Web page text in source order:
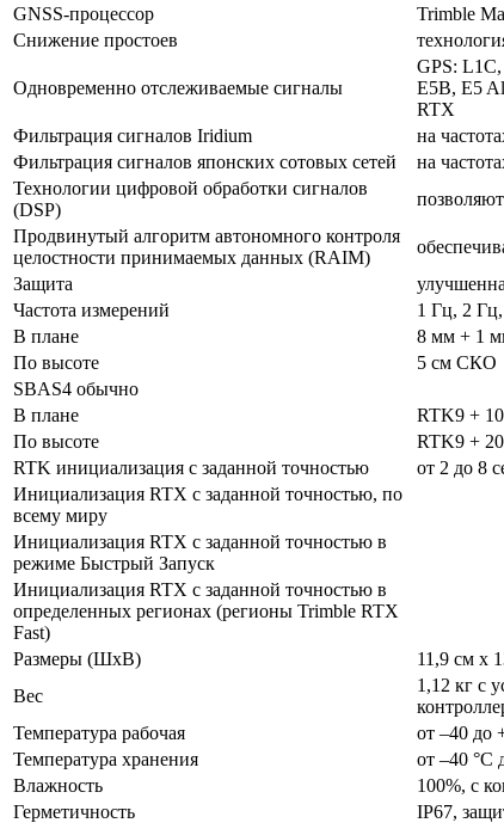
GNSS-процессор
Trimble
Снижение простоев
Одновременно отслеживаемые сигналы
GPS:
E5B, E5
RTX
Фильтрация сигналов Iridium
на
Фильтрация сигналов японских сотовых сетей
на
Технологии цифровой обработки сигналов
(DSP)
Продвинутый алгоритм автономного контроля
целостности принимаемых данных (RAIM)
Защита
Частота измерений
1 Гц, 2
В плане
8 мм + 1
По высоте
5 см СКО
SBAS4 обычно
В плане
RTK9 +
По высоте
RTK9 +
RTK инициализация с заданной точностью
от 2 до 8
Инициализация RTX с заданной точностью, по
всему миру
Инициализация RTX с заданной точностью в
режиме Быстрый Запуск
Инициализация RTX с заданной точностью в
определенных регионах (регионы Trimble RTX
Fast)
Размеры (ШхВ)
11,9 см x
Вес
1,12 кг с
Температура рабочая
от –40 до
Температура хранения
от –40 °C
Влажность
100%, с
Герметичность
IP67,